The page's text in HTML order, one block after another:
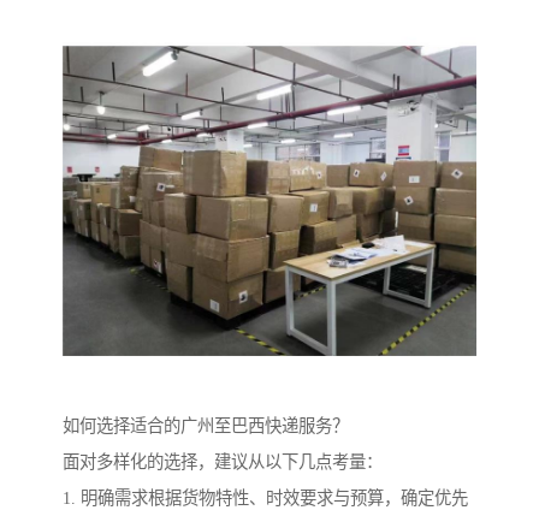
如何选择适合的广州至巴西快递服务？
面对多样化的选择，建议从以下几点考量：
1. 明确需求根据货物特性、时效要求与预算，确定优先